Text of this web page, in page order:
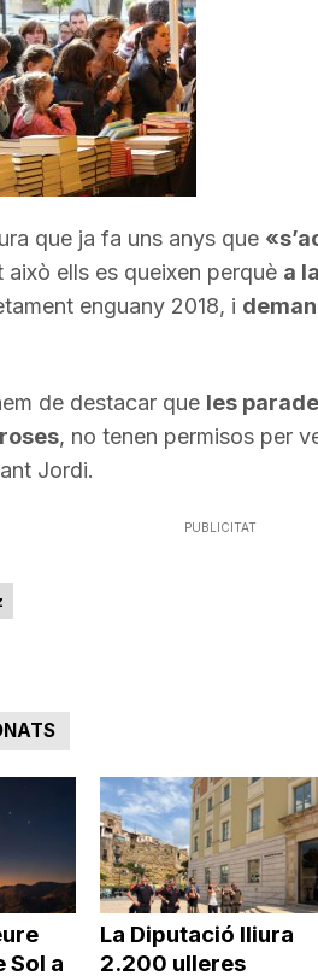
que ja fa uns anys que
això ells es queixen perquè a
enguany 2018, i
de destacar que les
, no tenen permisos per
Jordi.
PUBLICITAT
Sol a
La Diputació lliura
2.200 ulleres